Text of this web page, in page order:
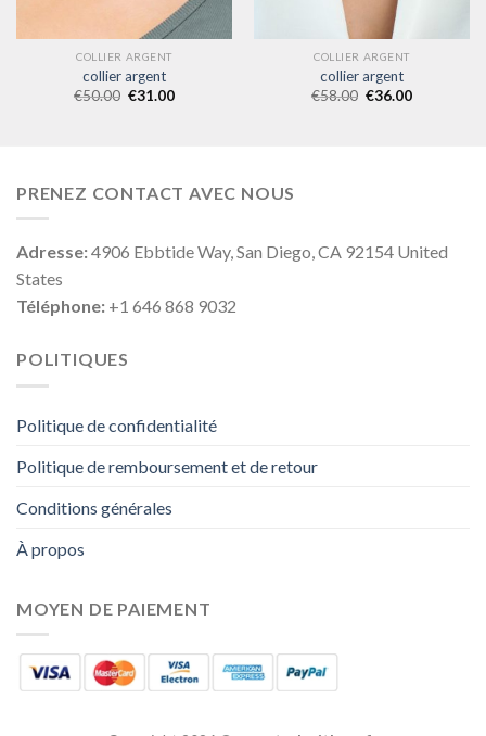
COLLIER ARGENT
collier argent
€50.00 €31.00
COLLIER ARGENT
collier argent
€58.00 €36.00
PRENEZ CONTACT AVEC NOUS
Adresse:4906 Ebbtide Way, San Diego, CA 92154 United
States
Téléphone: +1 646 868 9032
POLITIQUES
Politique de confidentialité
Politique de remboursement et de retour
Conditions générales
À propos
MOYEN DE PAIEMENT